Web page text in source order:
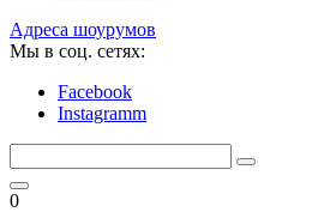
Адреса шоурумов
Мы в соц. сетях:
Facebook
Instagramm
0